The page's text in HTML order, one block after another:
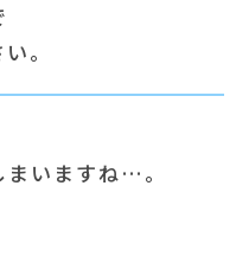
。
いますね…。